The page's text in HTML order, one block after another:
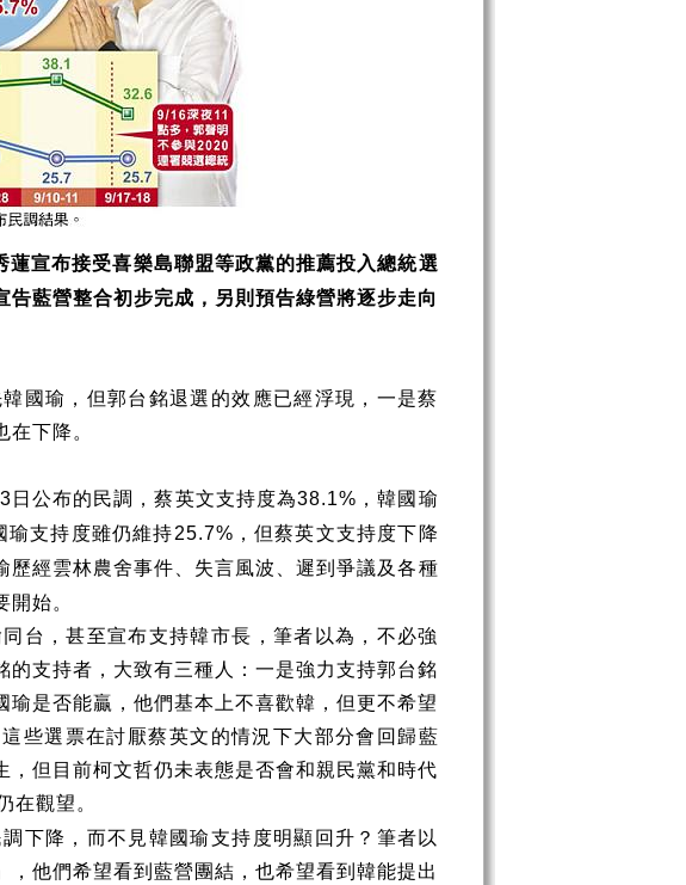
宣布接受喜樂島聯盟等政黨的推薦投入總統選
藍營整合初步完成，另則預告綠營將逐步走向
國瑜，但郭台銘退選的效應已經浮現，一是蔡
下降。
日公布的民調，蔡英文支持度為38.1% ，韓國瑜
瑜支持度雖仍維持25.7% ，但蔡英文支持度下降
歷經雲林農舍事件、失言風波、遲到爭議及各種
始。
台，甚至宣布支持韓市長，筆者以為，不必強
支持者，大致有三種人：一是強力支持郭台銘
是否能贏，他們基本上不喜歡韓，但更不希望
些選票在討厭蔡英文的情況下大部分會回歸藍
但目前柯文哲仍未表態是否會和親民黨和時代
觀望。
下降，而不見韓國瑜支持度明顯回升？筆者以
他們希望看到藍營團結，也希望看到韓能提出